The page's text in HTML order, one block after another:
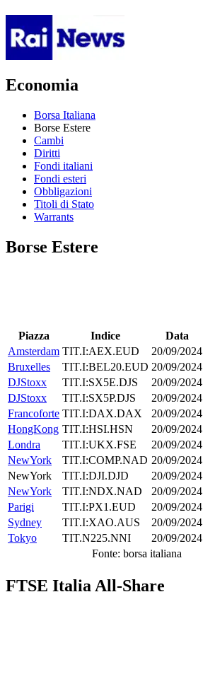
Economia
Borsa Italiana
Borse Estere
Cambi
Diritti
Fondi italiani
Fondi esteri
Obbligazioni
Titoli di Stato
Warrants
Borse Estere
Piazza Indice Data
Amsterdam TIT.I:AEX.EUD 20/09/2024
Bruxelles
TIT.I:BEL20.EUD 20/09/2024
DJStoxx
TIT.I:SX5E.DJS 20/09/2024
DJStoxx
TIT.I:SX5P.DJS 20/09/2024
Francoforte TIT.I:DAX.DAX 20/09/2024
HongKong TIT.I:HSI.HSN 20/09/2024
Londra
TIT.I:UKX.FSE 20/09/2024
NewYork
TIT.I:COMP.NAD 20/09/2024
NewYork
TIT.I:DJI.DJD 20/09/2024
NewYork
TIT.I:NDX.NAD 20/09/2024
Parigi
TIT.I:PX1.EUD 20/09/2024
Sydney
TIT.I:XAO.AUS 20/09/2024
Tokyo
TIT.N225.NNI 20/09/2024
Fonte: borsa italiana
FTSE Italia All-Share